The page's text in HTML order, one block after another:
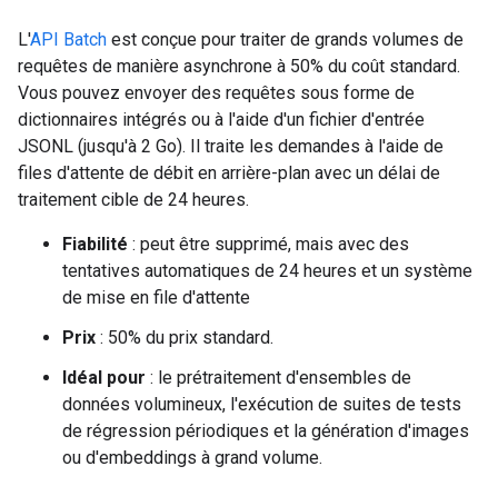
L'API Batch est conçue pour traiter de grands volumes de
requêtes de manière asynchrone à 50% du coût standard.
Vous pouvez envoyer des requêtes sous forme de
dictionnaires intégrés ou à l'aide d'un fichier d'entrée
JSONL (jusqu'à 2 Go). Il traite les demandes à l'aide de
files d'attente de débit en arrière-plan avec un délai de
traitement cible de 24 heures.
Fiabilité : peut être supprimé, mais avec des
tentatives automatiques de 24 heures et un système
de mise en file d'attente
Prix : 50% du prix standard.
Idéal pour : le prétraitement d'ensembles de
données volumineux, l'exécution de suites de tests
de régression périodiques et la génération d'images
ou d'embeddings à grand volume.